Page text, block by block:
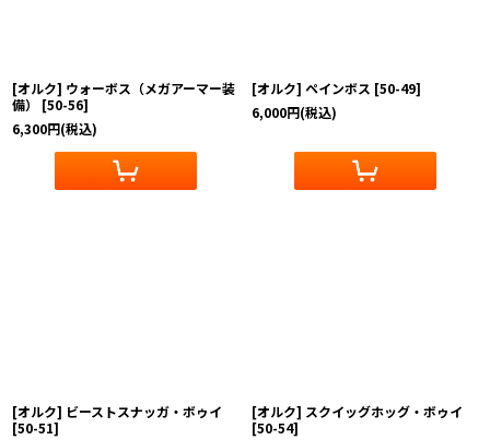
[オルク] ウォーボス（メガアーマー装
備）
[50-56]
6,300円(税込)
[オルク] ペインボス [50-49]
6,000円(税込)
[オルク] ビーストスナッガ・ボゥイ
[50-51]
[オルク] スクイッグホッグ・ボゥイ
[50-54]